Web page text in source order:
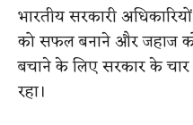
भारतीय सरकारी
को सफल बनाने और जहाज
बचाने के लिए सरकार के चार
रहा।